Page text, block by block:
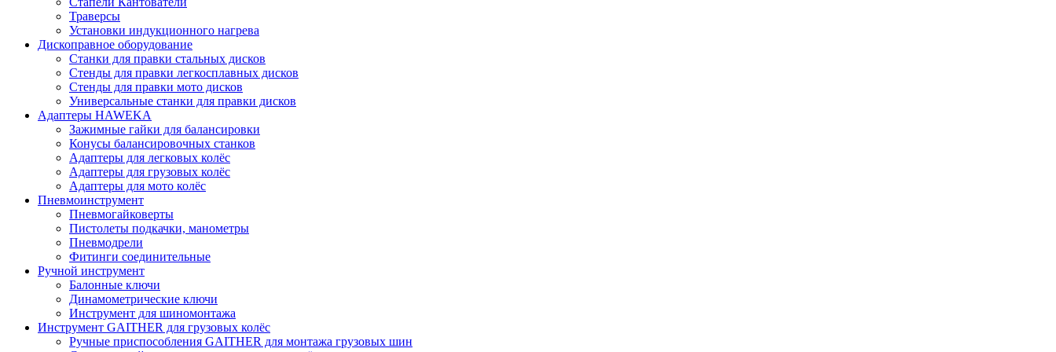
Траверсы
Установки индукционного нагрева
Дископравное оборудование
Станки для правки стальных дисков
Стенды для правки легкосплавных дисков
Стенды для правки мото дисков
Универсальные станки для правки дисков
Адаптеры HAWEKA
Зажимные гайки для балансировки
Конусы балансировочных станков
Адаптеры для легковых колёс
Адаптеры для грузовых колёс
Адаптеры для мото колёс
Пневмоинструмент
Пневмогайковерты
Пистолеты подкачки, манометры
Пневмодрели
Фитинги соединительные
Ручной инструмент
Балонные ключи
Динамометрические ключи
Инструмент для шиномонтажа
Инструмент GAITHER для грузовых колёс
Ручные приспособления GAITHER для монтажа грузовых шин